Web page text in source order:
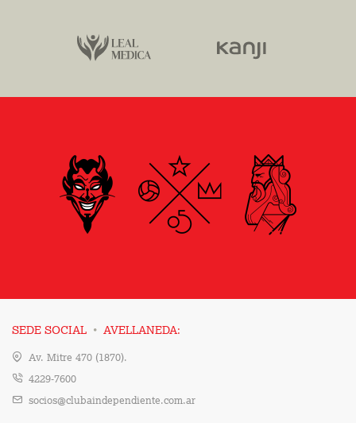
SEDE SOCIAL · AVELLANEDA:
Av. Mitre 470 (1870).
4229-7600
socios@clubaindependiente.com.ar